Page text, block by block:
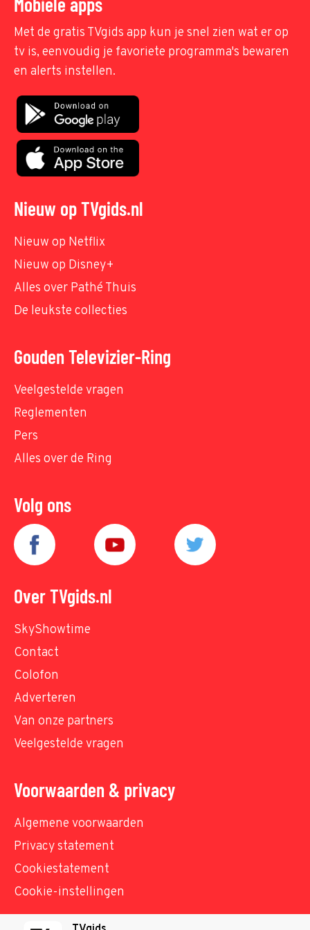
Met de gratis TVgids app kun je snel zien wat er op
tv is, eenvoudig je favoriete programma's bewaren
en alerts instellen.
Nieuw op TVgids.nl
Nieuw op Netflix
Nieuw op Disney+
Alles over Pathé Thuis
De leukste collecties
Gouden Televizier-Ring
Veelgestelde vragen
Reglementen
Pers
Alles over de Ring
Volg ons
Over TVgids.nl
SkyShowtime
Contact
Colofon
Adverteren
Van onze partners
Veelgestelde vragen
Voorwaarden & privacy
Algemene voorwaarden
Privacy statement
Cookiestatement
Cookie-instellingen